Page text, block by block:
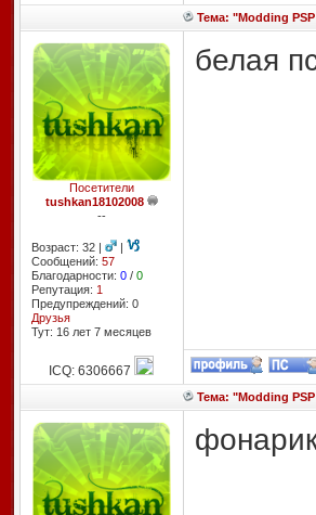
Тема: "Modding
Посетители
tushkan18102008
--
Возраст: 32 |
|
Сообщений: 57
Благодарности: 0/ 0
Репутация: 1
Предупреждений: 0
Друзья
Тут: 16 лет 7 месяцев
белая
ICQ: 6306667
Тема: "Modding